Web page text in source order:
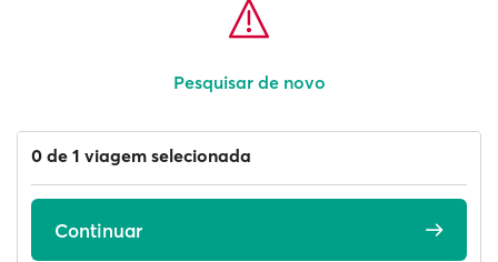
Pesquisar de novo
0 de 1 viagem selecionada
Continuar